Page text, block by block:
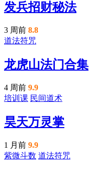
发兵招财秘法
3 周前 8.8
道法符咒
龙虎山法门合集
4 周前 9.9
培训课 民间道术
昊天万灵掌
1 月前 9.9
紫微斗数 道法符咒